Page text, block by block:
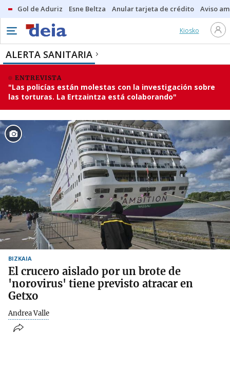
Gol de Aduriz Esne Beltza Anular tarjeta de crédito Aviso
Kiosko
ALERTA SANITARIA
ENTREVISTA
"Las policías están molestas con la investigación sobre
las torturas. La Ertzaintza está colaborando"
BIZKAIA
El crucero aislado por un brote de
'norovirus' tiene previsto atracar en
Getxo
Andrea Valle